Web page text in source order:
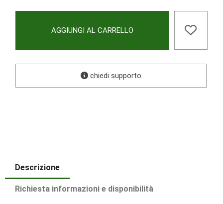
AGGIUNGI AL CARRELLO
chiedi supporto
Descrizione
Richiesta informazioni e disponibilità